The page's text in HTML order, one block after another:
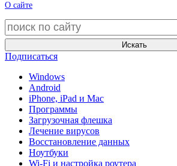
О сайте
Искать
Подписаться
Windows
Android
iPhone, iPad и Mac
Программы
Загрузочная флешка
Лечение вирусов
Восстановление данных
Ноутбуки
Wi-Fi и настройка роутера